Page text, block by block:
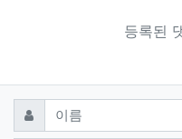
등록된
댓글쓰기
이름 필수